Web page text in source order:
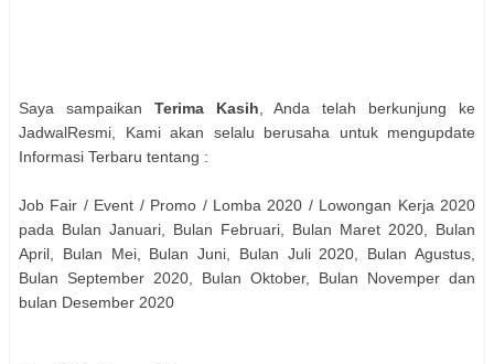
Saya sampaikan Terima Kasih , Anda telah berkunjung ke
JadwalResmi, Kami akan selalu berusaha untuk mengupdate
Informasi Terbaru tentang :
Job Fair / Event / Promo / Lomba 2020 / Lowongan Kerja 2020
pada Bulan Januari, Bulan Februari, Bulan Maret 2020, Bulan
April, Bulan Mei, Bulan Juni, Bulan Juli 2020, Bulan Agustus,
Bulan September 2020, Bulan Oktober, Bulan Novemper dan
bulan Desember 2020